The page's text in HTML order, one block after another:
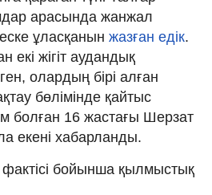
арасында жанжал
ұласқанын жазған едік.
жігіт аудандық
олардың бірі алған
бөлімінде қайтыс
болған 16 жастағы Шерзат
екені хабарланды.
фактісі бойынша қылмыстық